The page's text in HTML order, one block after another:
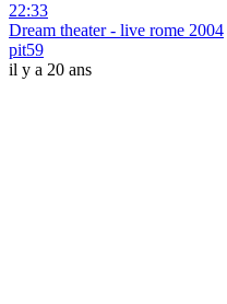
22:33
Dream theater - live rome 2004
pit59
il y a 20 ans